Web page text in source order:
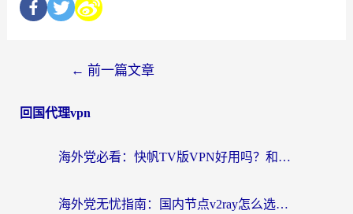
← 前一篇文章
回国代理vpn
海外党必看：快帆TV版VPN好用吗？和快游VPN对比哪个回国效果更好？附实用避坑指南
海外党无忧指南：国内节点v2ray怎么选？一键回国VPN+多场景实测帮你避坑